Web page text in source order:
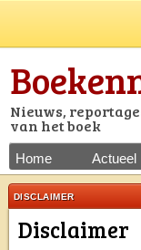
Nieuws,
van het boek
Home Actueel
DISCLAIMER
Disclaimer